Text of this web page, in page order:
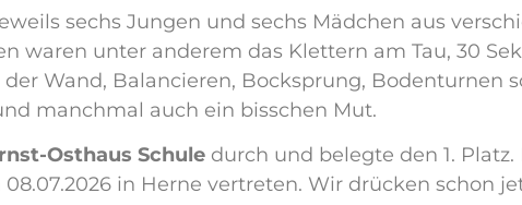
sechs Jungen und sechs Mädchen aus
waren unter anderem das Klettern am Tau, 30
Wand, Balancieren, Bocksprung, Bodenturnen
manchmal auch ein bisschen Mut.
Osthaus Schule durch und belegte den 1.
in Herne vertreten. Wir drücken schon